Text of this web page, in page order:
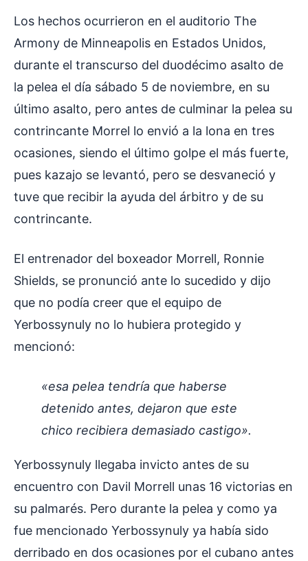
Los hechos ocurrieron en el auditorio The
Armony de Minneapolis en Estados Unidos,
durante el transcurso del duodécimo asalto de
la pelea el día sábado 5 de noviembre, en su
último asalto, pero antes de culminar la pelea su
contrincante Morrel lo envió a la lona en tres
ocasiones, siendo el último golpe el más fuerte,
pues kazajo se levantó, pero se desvaneció y
tuve que recibir la ayuda del árbitro y de su
contrincante.
El entrenador del boxeador Morrell, Ronnie
Shields, se pronunció ante lo sucedido y dijo
que no podía creer que el equipo de
Yerbossynuly no lo hubiera protegido y
mencionó:
«esa pelea tendría que haberse
detenido antes, dejaron que este
chico recibiera demasiado castigo».
Yerbossynuly llegaba invicto antes de su
encuentro con Davil Morrell unas 16 victorias en
su palmarés. Pero durante la pelea y como ya
fue mencionado Yerbossynuly ya había sido
derribado en dos ocasiones por el cubano antes